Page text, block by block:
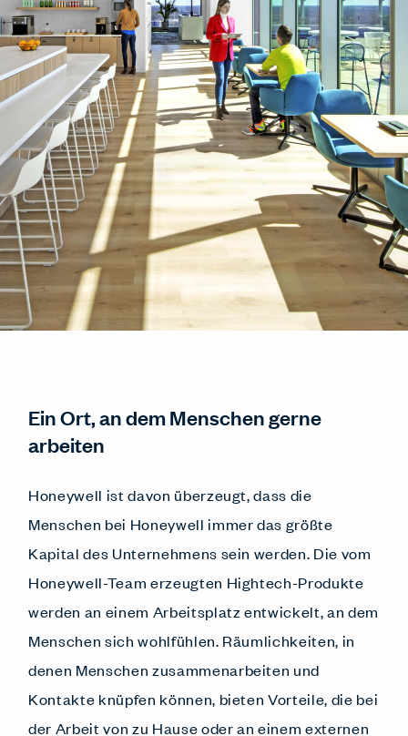
Ein Ort, an dem Menschen gerne
arbeiten
Honeywell ist davon überzeugt, dass die
Menschen bei Honeywell immer das größte
Kapital des Unternehmens sein werden. Die vom
Honeywell-Team erzeugten Hightech-Produkte
werden an einem Arbeitsplatz entwickelt, an dem
Menschen sich wohlfühlen. Räumlichkeiten, in
denen Menschen zusammenarbeiten und
Kontakte knüpfen können, bieten Vorteile, die bei
der Arbeit von zu Hause oder an einem externen